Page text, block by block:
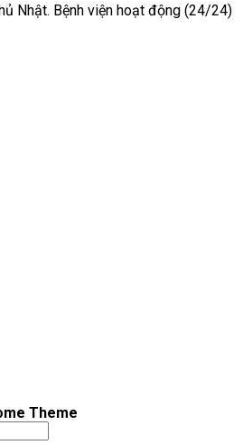
Nhật. Bệnh viện hoạt động (24/24)
Theme